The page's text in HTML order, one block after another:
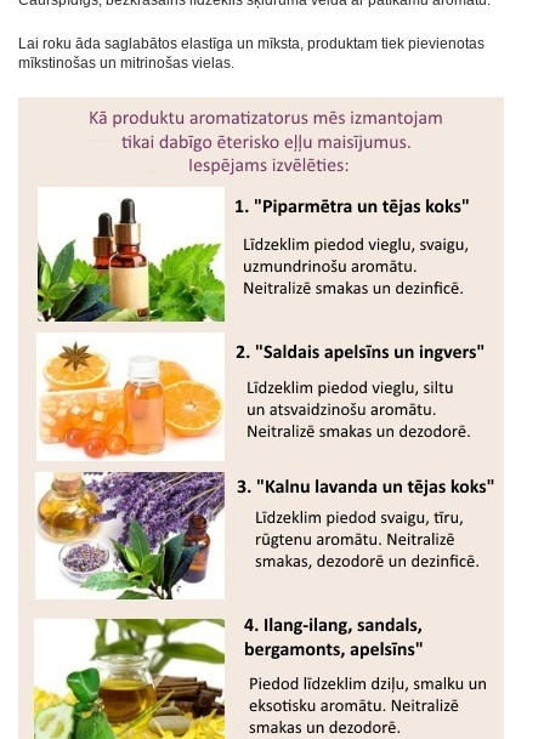
Lai roku āda saglabātos elastīga un mīksta, produktam tiek pievienotas
mīkstinošas un mitrinošas vielas.